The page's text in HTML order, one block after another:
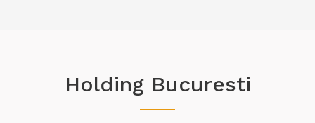
Holding Bucuresti